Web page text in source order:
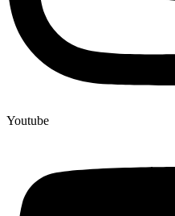
Youtube